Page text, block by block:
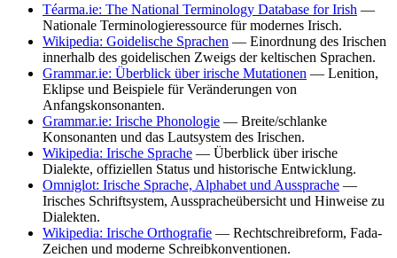
Téarma.ie: The National Terminology Database for Irish —
Nationale Terminologieressource für modernes Irisch.
Wikipedia: Goidelische Sprachen — Einordnung des Irischen
innerhalb des goidelischen Zweigs der keltischen Sprachen.
Grammar.ie: Überblick über irische Mutationen — Lenition,
Eklipse und Beispiele für Veränderungen von
Anfangskonsonanten.
Grammar.ie: Irische Phonologie — Breite/schlanke
Konsonanten und das Lautsystem des Irischen.
Wikipedia: Irische Sprache — Überblick über irische
Dialekte, offiziellen Status und historische Entwicklung.
Omniglot: Irische Sprache, Alphabet und Aussprache —
Irisches Schriftsystem, Ausspracheübersicht und Hinweise zu
Dialekten.
Wikipedia: Irische Orthografie — Rechtschreibreform, Fada-
Zeichen und moderne Schreibkonventionen.